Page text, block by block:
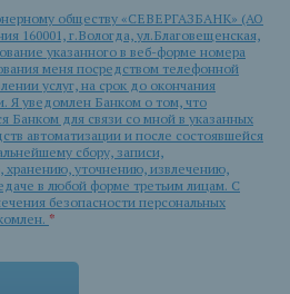
обществу «СЕВЕРГАЗБАНК» (АО
160001, г.Вологда, ул.Благовещенская,
указанного в веб-форме номера
меня посредством телефонной
услуг, на срок до окончания
Я уведомлен Банком о том, что
Банком для связи со мной в указанных
автоматизации и после состоявшейся
сбору, записи,
хранению, уточнению, извлечению,
в любой форме третьим лицам. С
безопасности персональных
*